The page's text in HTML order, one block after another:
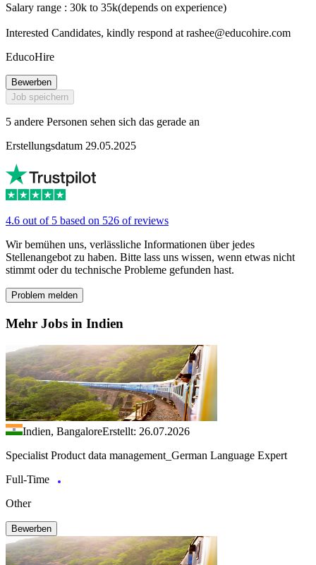
Salary range : 30k to 35k(depends on experience)
Interested Candidates, kindly respond at rashee@educohire.com
EducoHire
Bewerben
Job speichern
5 andere Personen sehen sich das gerade an
Erstellungsdatum 29.05.2025
4.6 out of 5 based on 526 of reviews
Wir bemühen uns, verlässliche Informationen über jedes
Stellenangebot zu haben. Bitte lass uns wissen, wenn etwas nicht
stimmt oder du technische Probleme gefunden hast.
Problem melden
Mehr Jobs in Indien
Indien, BangaloreErstellt: 26.07.2026
Specialist Product data management_German Language Expert
Full-Time
Other
Bewerben